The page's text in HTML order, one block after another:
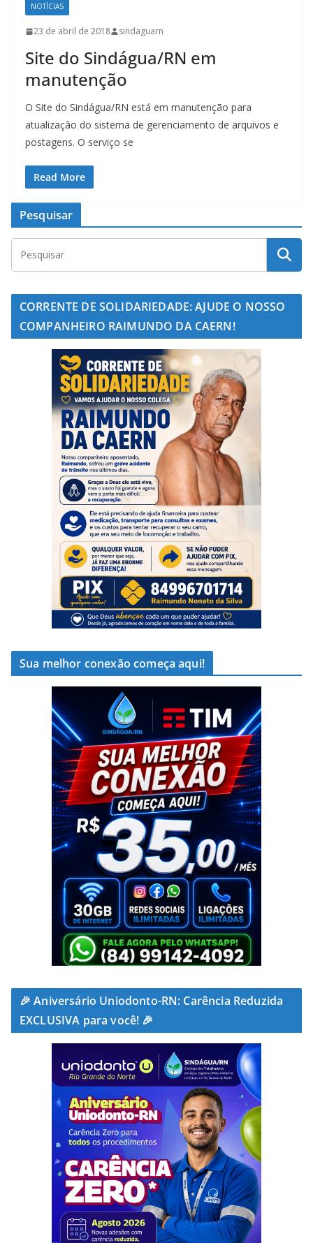
NOTÍCIAS
23 de abril de 2018 sindaguarn
Site do Sindágua/RN em
manutenção
O Site do Sindágua/RN está em manutenção para
atualização do sistema de gerenciamento de arquivos e
postagens. O serviço se
Read More
Pesquisar
CORRENTE DE SOLIDARIEDADE: AJUDE O NOSSO
COMPANHEIRO RAIMUNDO DA CAERN!
Sua melhor conexão começa aqui!
🎉 Aniversário Uniodonto-RN: Carência Reduzida
EXCLUSIVA para você! 🎉